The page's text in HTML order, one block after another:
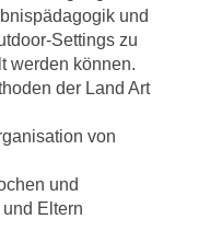
und
Settings zu
werden können.
der Land Art
von
und
Eltern